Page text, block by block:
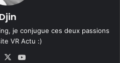
Djin
je conjugue ces deux passions
VR Actu :)
Fa
X